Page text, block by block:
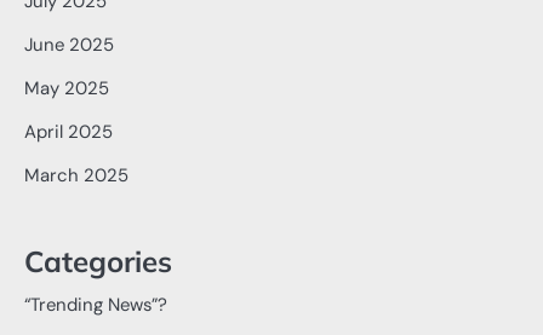
June 2025
May 2025
April 2025
March 2025
Categories
“Trending News”?